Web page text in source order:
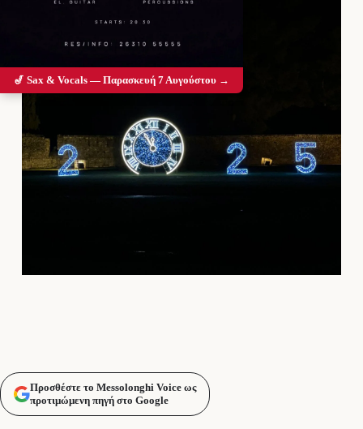
Προσθέστε το Messolonghi Voice ως
προτιμώμενη πηγή στο Google
🎷 Sax & Vocals — Παρασκευή 7 Αυγούστου →